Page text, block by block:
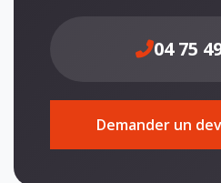
04 75
Demander un